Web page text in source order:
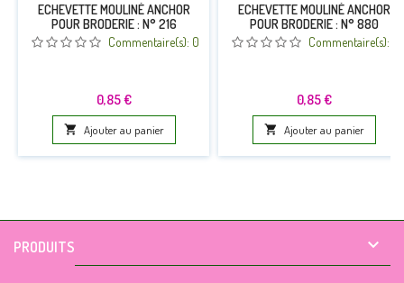
ECHEVETTE MOULINÉ ANCHOR
POUR BRODERIE : N° 216
Commentaire(s): 0
Prix
0,85 €
 Ajouter au panier
ECHEVETTE MOULINÉ ANCHOR
POUR BRODERIE : N° 880
Commentaire(s):
Prix
0,85 €
 Ajouter au panier
PRODUITS 